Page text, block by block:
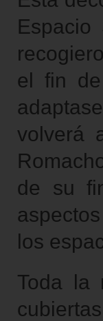
el fin
volverá
de su
los
Toda la